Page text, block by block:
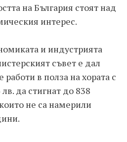
на България стоят над
интерес.
и индустрията
съвет е дал
в полза на хората с
да стигнат до 838
не са намерили